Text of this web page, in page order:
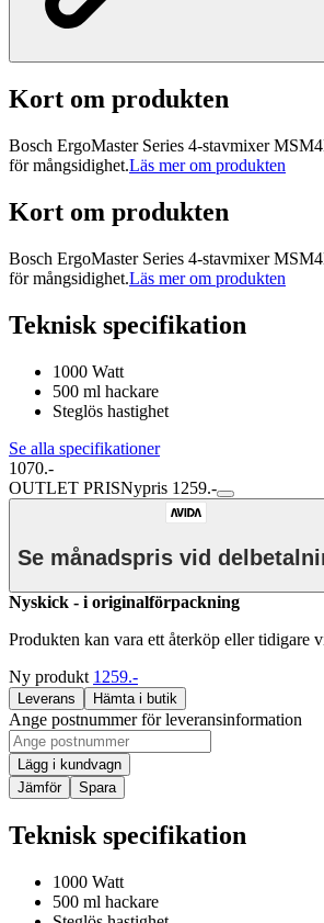
Kort om produkten
Bosch ErgoMaster Series 4-stavmixer
för mångsidighet.Läs mer om produkten
Kort om produkten
Bosch ErgoMaster Series 4-stavmixer
för mångsidighet.Läs mer om produkten
Teknisk specifikation
1000 Watt
500 ml hackare
Steglös hastighet
Se alla specifikationer
1070.-
OUTLET PRISNypris 1259.-
Se månadspris vid
Nyskick - i originalförpackning
Produkten kan vara ett återköp eller tidigare
Ny produkt 1259.-
Leverans Hämta i butik
Ange postnummer för leveransinformation
Lägg i kundvagn
Jämför
Spara
Teknisk specifikation
1000 Watt
500 ml hackare